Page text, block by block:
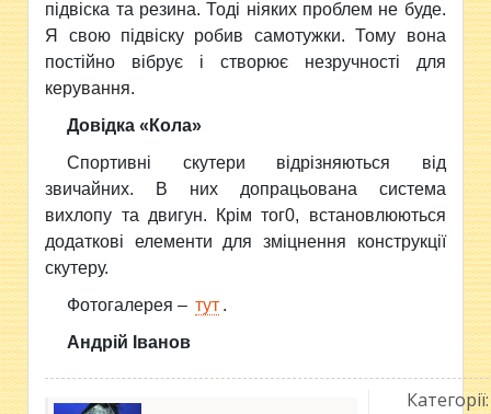
підвіска та резина. Тоді ніяких проблем не буде.
Я свою підвіску робив самотужки. Тому вона
постійно вібрує і створює незручності для
керування.
Довідка «Кола»
Спортивні скутери відрізняються від
звичайних. В них допрацьована система
вихлопу та двигун. Крім тог0, встановлюються
додаткові елементи для зміцнення конструкції
скутеру.
Фотогалерея – тут .
Андрій Іванов
Категорії: